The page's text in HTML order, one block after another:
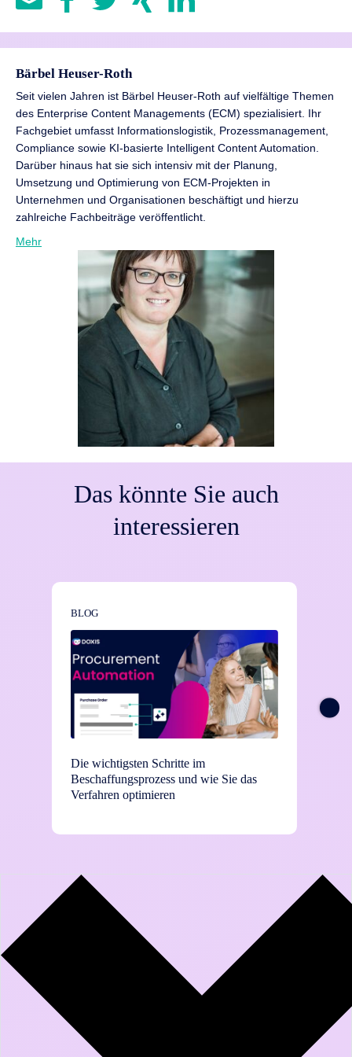
die AP-Automatisierung als auch den gesamten Purchase-
Schwerpunkt ausschließlich auf die Automatisierung der
EDI-Nachrichten oder Papierdokumenten, ohne dass
kontinuierlich. Darüber hinaus erkennt KI Dubletten,
potenzielle Betrugsfälle und Unstimmigkeiten und
unterstützt bei der automatisierten Bearbeitung von
Ausnahmen, indem sie passende Korrekturvorschläge
liefert. In SAP-Umgebungen reduziert dies den manuellen
Aufwand erheblich, bevor eine Rechnung zur Buchung
freigegeben wird.
Bärbel Heuser-Roth
Seit vielen Jahren ist Bärbel Heuser-Roth auf vielfältige Themen
des Enterprise Content Managements (ECM) spezialisiert. Ihr
Fachgebiet umfasst Informationslogistik, Prozessmanagement,
Compliance sowie KI-basierte Intelligent Content Automation.
Darüber hinaus hat sie sich intensiv mit der Planung,
Umsetzung und Optimierung von ECM-Projekten in
Unternehmen und Organisationen beschäftigt und hierzu
zahlreiche Fachbeiträge veröffentlicht.
Mehr
Das könnte Sie auch
interessieren
BLOG
Die wichtigsten Schritte im
Beschaffungsprozess und wie Sie das
Verfahren optimieren